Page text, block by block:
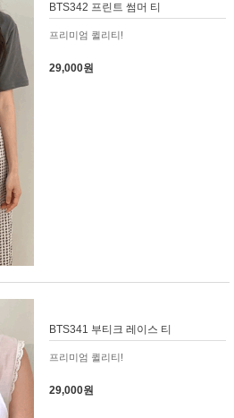
BTS342 프린트 썸머 티
프리미엄 퀼리티!
29,000원
BTS341 부티크 레이스 티
프리미엄 퀼리티!
29,000원